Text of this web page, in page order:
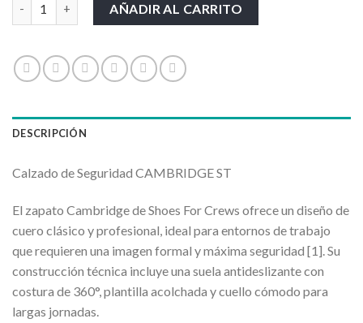
AÑADIR AL CARRITO
DESCRIPCIÓN
Calzado de Seguridad CAMBRIDGE ST
El zapato Cambridge de Shoes For Crews ofrece un diseño de
cuero clásico y profesional, ideal para entornos de trabajo
que requieren una imagen formal y máxima seguridad [1]. Su
construcción técnica incluye una suela antideslizante con
costura de 360°, plantilla acolchada y cuello cómodo para
largas jornadas.